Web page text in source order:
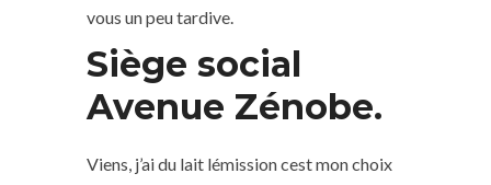
vous un peu tardive.
Siège social
Avenue Zénobe.
Viens, j’ai du lait lémission cest mon choix